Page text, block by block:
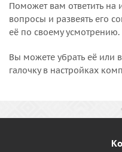
Поможет вам ответить на
вопросы и развеять его
её по своему усмотрению.
Вы можете убрать её или
галочку в настройках